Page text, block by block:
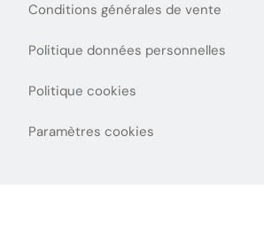
Conditions générales de vente
Politique données personnelles
Politique cookies
Paramètres cookies